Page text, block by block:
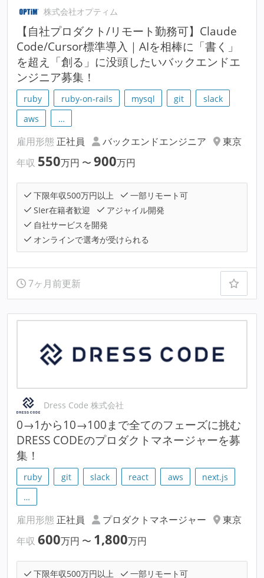
株式会社オプティム
【自社プロダクト/リモート勤務可】Claude
Code/Cursor標準導入｜AIを相棒に「書く」
を超え「創る」に没頭したいバックエンドエ
ンジニア募集！
ruby ruby-on-rails mysql git
slack
aws
…
雇用形態 正社員 バックエンドエンジニア
東京
年収 550万円 〜 900万円
下限年収500万円以上
一部リモート可
SIer在籍者歓迎
アジャイル開発
自社サービスを開発
オンラインで選考が受けられる
7ヶ月前更新
Dress Code 株式会社
0→1から10→100まで全てのフェーズに挑む
DRESS CODEのプロダクトマネージャーを募
集！
ruby git slack react aws
next.js
…
雇用形態 正社員 プロダクトマネージャー
東京
年収 600万円 〜 1,800万円
下限年収500万円以上 一部リモート可